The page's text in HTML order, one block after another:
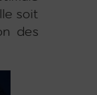
soit
des